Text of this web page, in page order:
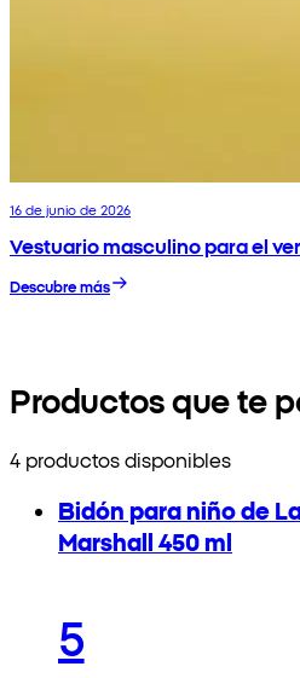
16 de junio de 2026
Vestuario masculino para el
Descubre más
Productos que te
4 productos disponibles
Bidón para niño de
Marshall 450 ml
5